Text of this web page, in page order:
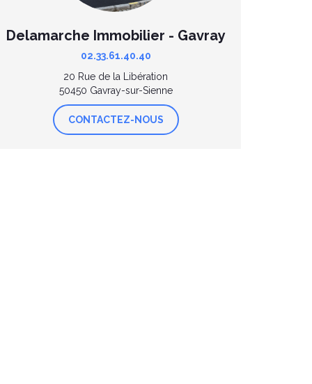
Delamarche Immobilier - Gavray
02.33.61.40.40
20 Rue de la Libération
50450 Gavray-sur-Sienne
CONTACTEZ-NOUS